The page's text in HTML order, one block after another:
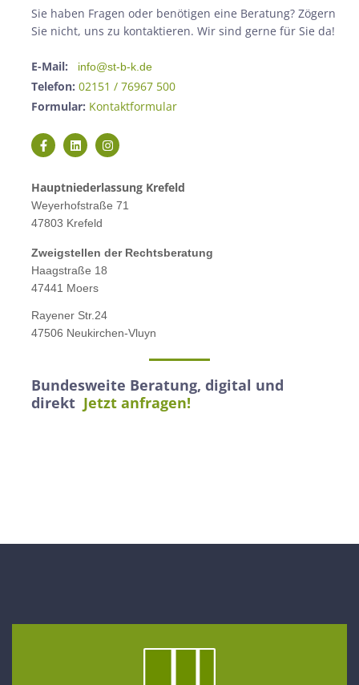
Sie haben Fragen oder benötigen eine Beratung? Zögern
Sie nicht, uns zu kontaktieren. Wir sind gerne für Sie da!
E-Mail: info@st-b-k.de
Telefon: 02151 / 76967 500
Formular: Kontaktformular
Hauptniederlassung Krefeld
Weyerhofstraße 71
47803 Krefeld
Zweigstellen der Rechtsberatung
Haagstraße 18
47441 Moers
Rayener Str.24
47506 Neukirchen-Vluyn
Bundesweite Beratung, digital und
direkt Jetzt anfragen!